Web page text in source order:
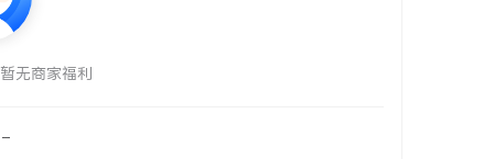
暂无商家福利
-